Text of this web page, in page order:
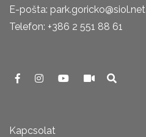
E-pošta: park.goricko@siol.net
Telefon: +386 2 551 88 61
Kapcsolat